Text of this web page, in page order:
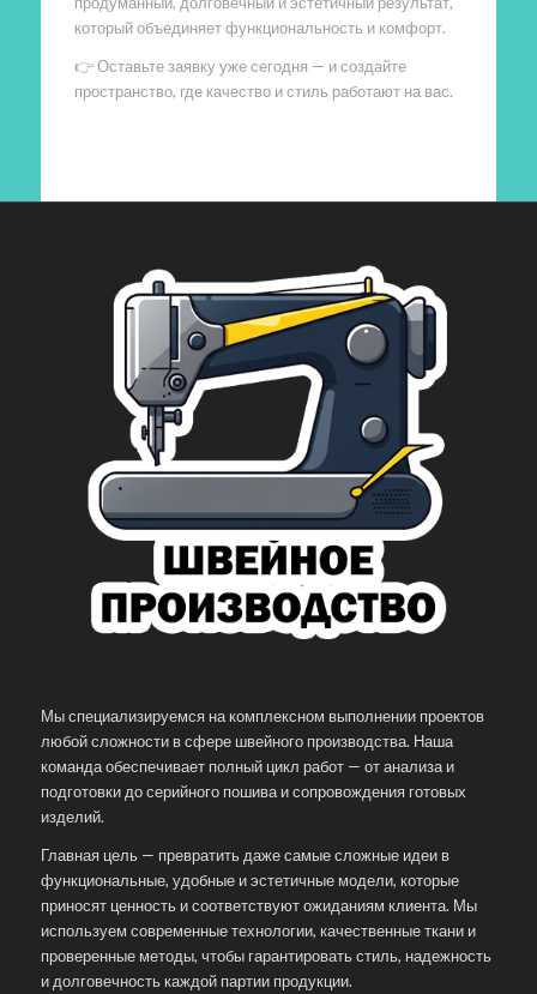
который объединяет функциональность и комфорт.
👉 Оставьте заявку уже сегодня — и создайте
пространство, где качество и стиль работают на вас.
Мы специализируемся на комплексном выполнении проектов
любой сложности в сфере швейного производства. Наша
команда обеспечивает полный цикл работ — от анализа и
подготовки до серийного пошива и сопровождения готовых
изделий.
Главная цель — превратить даже самые сложные идеи в
функциональные, удобные и эстетичные модели, которые
приносят ценность и соответствуют ожиданиям клиента. Мы
используем современные технологии, качественные ткани и
проверенные методы, чтобы гарантировать стиль, надежность
и долговечность каждой партии продукции.